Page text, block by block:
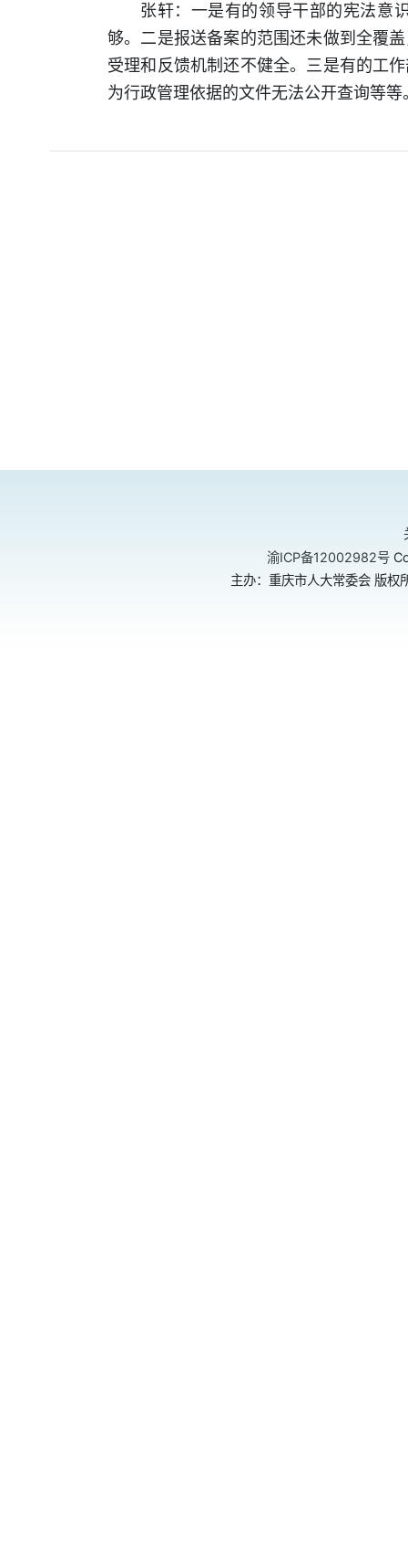
张轩：一是有的领导干部的宪法意
够。二是报送备案的范围还未做到全覆
受理和反馈机制还不健全。三是有的工
为行政管理依据的文件无法公开查询等
渝ICP备12002982号
主办：重庆市人大常委会 版